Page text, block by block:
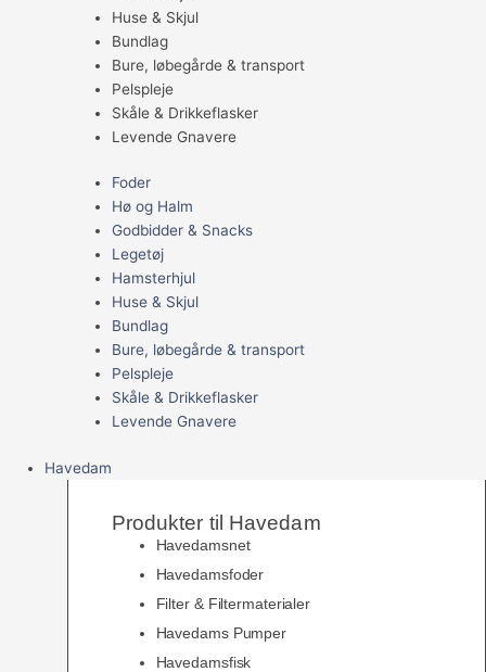
Huse & Skjul
Bundlag
Bure, løbegårde & transport
Pelspleje
Skåle & Drikkeflasker
Levende Gnavere
Foder
Hø og Halm
Godbidder & Snacks
Legetøj
Hamsterhjul
Huse & Skjul
Bundlag
Bure, løbegårde & transport
Pelspleje
Skåle & Drikkeflasker
Levende Gnavere
Havedam
Produkter til Havedam
Havedamsnet
Havedamsfoder
Filter & Filtermaterialer
Havedams Pumper
Havedamsfisk